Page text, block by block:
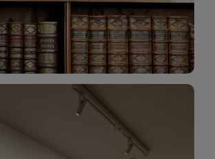
Katalog Zbiorów
Galeria Zdjęć